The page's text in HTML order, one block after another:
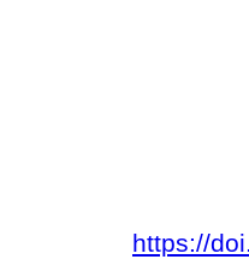
https://